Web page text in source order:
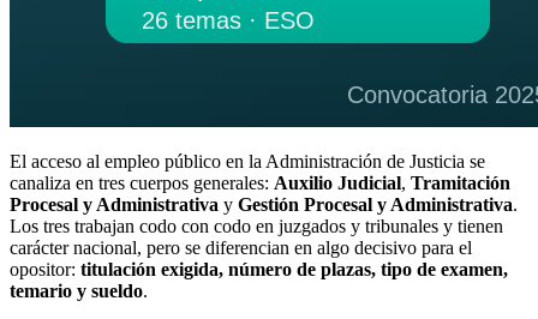
El acceso al empleo público en la Administración de Justicia se
canaliza en tres cuerpos generales: Auxilio Judicial, Tramitación
Procesal y Administrativa y Gestión Procesal y Administrativa.
Los tres trabajan codo con codo en juzgados y tribunales y tienen
carácter nacional, pero se diferencian en algo decisivo para el
opositor: titulación exigida, número de plazas, tipo de examen,
temario y sueldo.